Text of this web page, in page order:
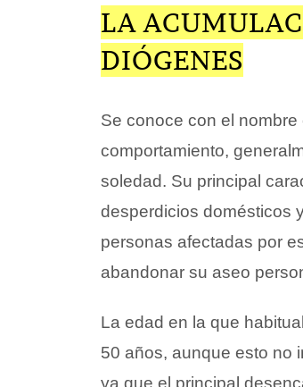
LA
DIÓGENES
Se conoce con el nombre
comportamiento,
soledad. Su principal
desperdicios domésticos
personas afectadas por
abandonar su aseo
La edad en la que
50 años, aunque esto no
ya que el principal